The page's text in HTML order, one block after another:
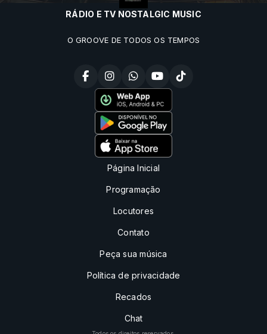
RÁDIO E TV NOSTALGIC MUSIC
O GROOVE DE TODOS OS TEMPOS
Página Inicial
Programação
Locutores
Contato
Peça sua música
Política de privacidade
Recados
Chat